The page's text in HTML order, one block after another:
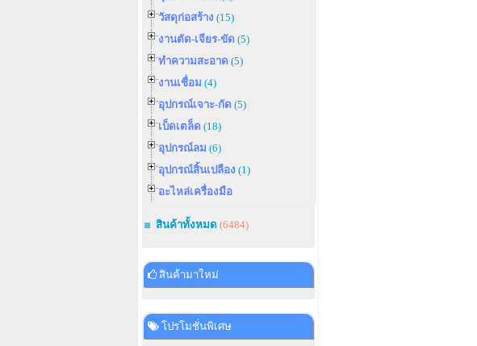
วัสดุก่อสร้าง (15)
งานตัด-เจียร-ขัด (5)
ทำความสะอาด (5)
งานเชื่อม (4)
อุปกรณ์เจาะ-กัด (5)
เบ็ดเตล็ด (18)
อุปกรณ์ลม (6)
อุปกรณ์สิ้นเปลือง (1)
อะไหล่เครื่องมือ
สินค้าทั้งหมด(6484)
สินค้ามาใหม่
โปรโมชั่นพิเศษ